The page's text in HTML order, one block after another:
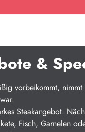
&
vorbeikommt, nimmt
Steakangebot.
Fisch, Garnelen